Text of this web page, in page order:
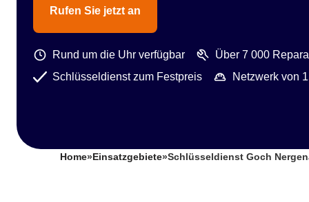
Rufen Sie jetzt an
Rund um die Uhr verfügbar
Über 7 000
Schlüsseldienst zum Festpreis
Netzwerk von
Home» Einsatzgebiete»Schlüsseldienst Goch